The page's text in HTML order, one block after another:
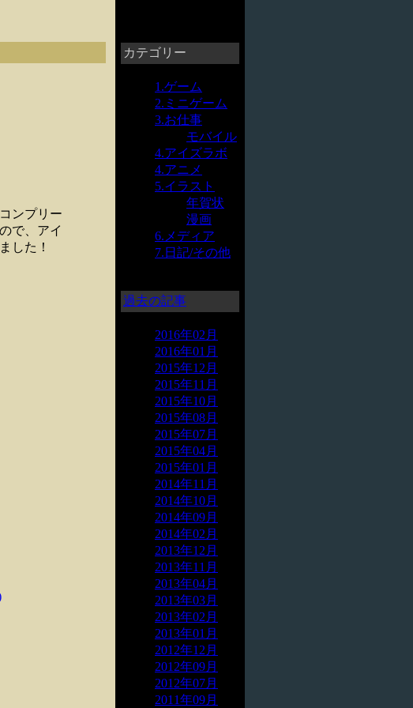
ンプリー
で、アイ
した！
カテゴリー
1.ゲーム
2.ミニゲーム
3.お仕事
モバイル
4.アイズラボ
4.アニメ
5.イラスト
年賀状
漫画
6.メディア
7.日記/その他
過去の記事
2016年02月
2016年01月
2015年12月
2015年11月
2015年10月
2015年08月
2015年07月
2015年04月
2015年01月
2014年11月
2014年10月
2014年09月
2014年02月
2013年12月
2013年11月
2013年04月
2013年03月
2013年02月
2013年01月
2012年12月
2012年09月
2012年07月
2011年09月